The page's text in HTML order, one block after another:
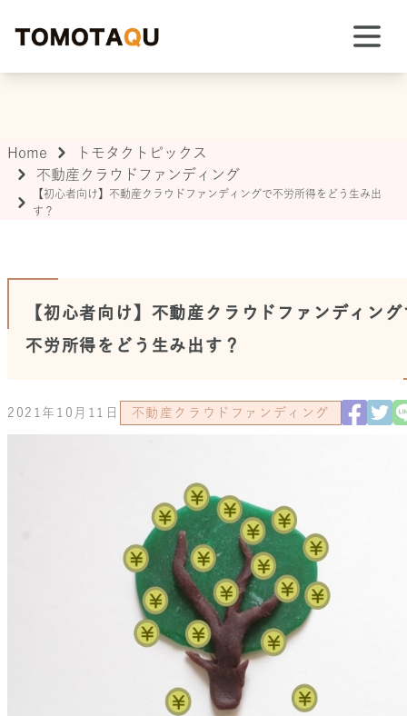
Home
トモタクトピックス
不動産クラウドファンディング
【初心者向け】不動産クラウドファンディングで不労所得をどう生み出
す？
【初心者向け】不動産クラウドファンディング
不労所得をどう生み出す？
2021年10月11日 不動産クラウドファンディング